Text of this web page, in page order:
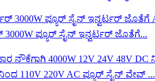
ಪ್ಯೂರ್ ಸೈನ್ ಇನ್ವರ್ಟರ್ ಜೊತೆಗೆ...
110V 220V AC ಪ್ಯೂರ್ ಸೈನ್ ವೇವ್ ...